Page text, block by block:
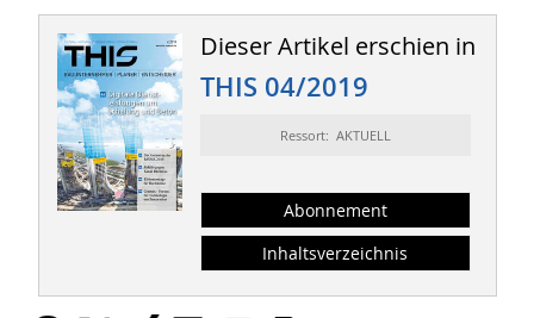
Dieser Artikel erschien in
THIS 04/2019
Ressort: AKTUELL
Abonnement
Inhaltsverzeichnis